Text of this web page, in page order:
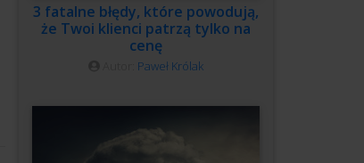
3 fatalne błędy, które powodują,
że Twoi klienci patrzą tylko na
cenę
Paweł Królak